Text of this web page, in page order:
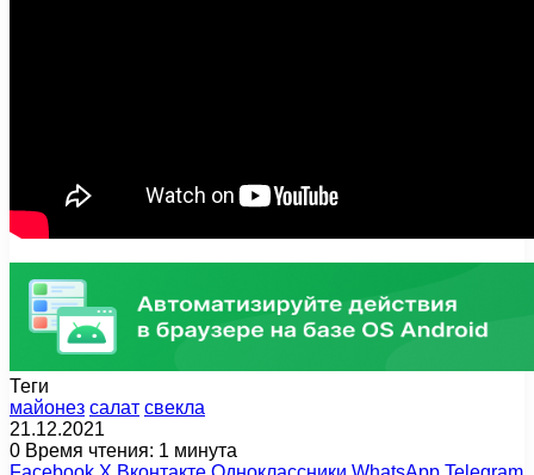
Теги
майонез салат свекла
21.12.2021
0 Время чтения: 1 минута